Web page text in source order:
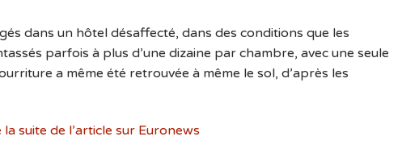
dans un hôtel désaffecté, dans des conditions que les
parfois à plus d’une dizaine par chambre, avec une seule
a même été retrouvée à même le sol, d’après les
la suite de l’article sur Euronews